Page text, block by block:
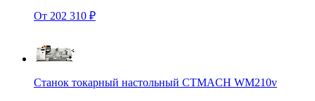
От 202 310 ₽
Станок токарный настольный CTMACH WM210v